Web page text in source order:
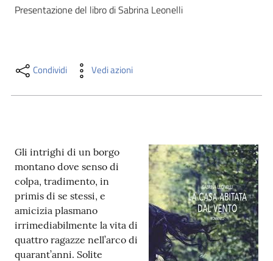
contenuti
Casa
Piani
Presentazione del libro di Sabrina Leonelli
Condividi Vedi azioni
Gli intrighi di un borgo
montano dove senso di
colpa, tradimento, in
primis di se stessi, e
amicizia plasmano
irrimediabilmente la vita di
quattro ragazze nell’arco di
quarant’anni. Solite